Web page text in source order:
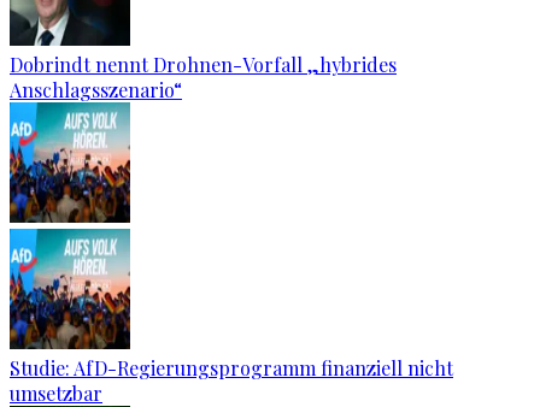
Dobrindt nennt Drohnen-Vorfall „hybrides
Anschlagsszenario“
Studie: AfD-Regierungsprogramm finanziell nicht
umsetzbar